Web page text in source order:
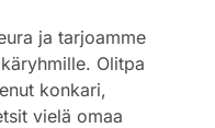
ja tarjoamme
Olitpa
konkari,
vielä omaa